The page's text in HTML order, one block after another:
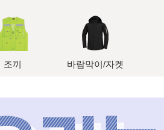
조끼 바람막이/자켓